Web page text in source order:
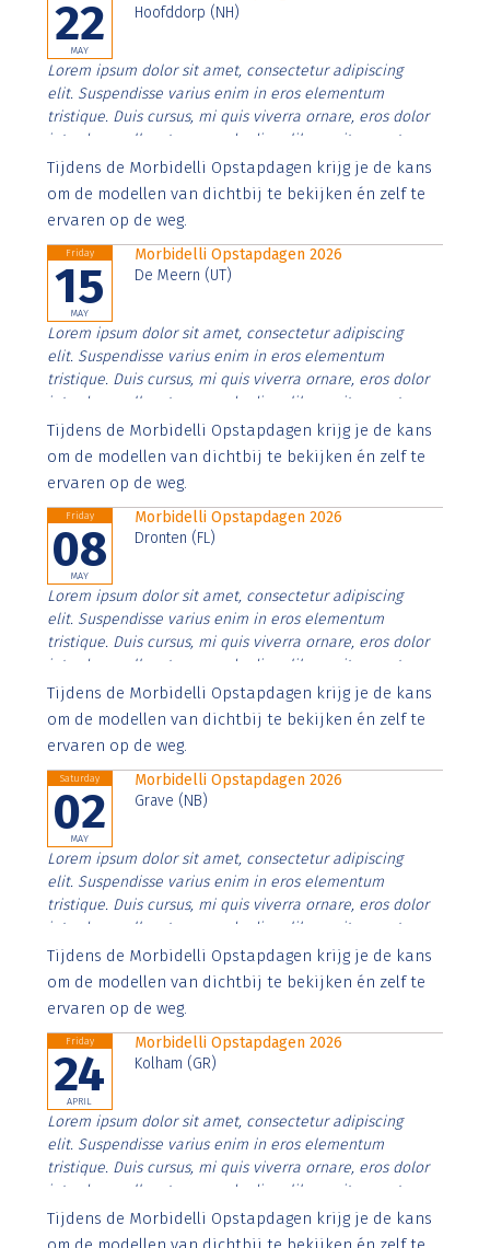
22
MAY
Hoofddorp (NH)
Lorem ipsum dolor sit amet, consectetur adipiscing
elit. Suspendisse varius enim in eros elementum
tristique. Duis cursus, mi quis viverra ornare, eros dolor
interdum nulla, ut commodo diam libero vitae erat.
Aenean faucibus nibh et justo cursus id rutrum lorem
imperdiet. Nunc ut sem vitae risus tristique posuere.
Tijdens de Morbidelli Opstapdagen krijg je de kans
om de modellen van dichtbij te bekijken én zelf te
ervaren op de weg.
Friday
15
MAY
Morbidelli Opstapdagen 2026
De Meern (UT)
Lorem ipsum dolor sit amet, consectetur adipiscing
elit. Suspendisse varius enim in eros elementum
tristique. Duis cursus, mi quis viverra ornare, eros dolor
interdum nulla, ut commodo diam libero vitae erat.
Aenean faucibus nibh et justo cursus id rutrum lorem
imperdiet. Nunc ut sem vitae risus tristique posuere.
Tijdens de Morbidelli Opstapdagen krijg je de kans
om de modellen van dichtbij te bekijken én zelf te
ervaren op de weg.
Friday
08
MAY
Morbidelli Opstapdagen 2026
Dronten (FL)
Lorem ipsum dolor sit amet, consectetur adipiscing
elit. Suspendisse varius enim in eros elementum
tristique. Duis cursus, mi quis viverra ornare, eros dolor
interdum nulla, ut commodo diam libero vitae erat.
Aenean faucibus nibh et justo cursus id rutrum lorem
imperdiet. Nunc ut sem vitae risus tristique posuere.
Tijdens de Morbidelli Opstapdagen krijg je de kans
om de modellen van dichtbij te bekijken én zelf te
ervaren op de weg.
Saturday
02
MAY
Morbidelli Opstapdagen 2026
Grave (NB)
Lorem ipsum dolor sit amet, consectetur adipiscing
elit. Suspendisse varius enim in eros elementum
tristique. Duis cursus, mi quis viverra ornare, eros dolor
interdum nulla, ut commodo diam libero vitae erat.
Aenean faucibus nibh et justo cursus id rutrum lorem
imperdiet. Nunc ut sem vitae risus tristique posuere.
Tijdens de Morbidelli Opstapdagen krijg je de kans
om de modellen van dichtbij te bekijken én zelf te
ervaren op de weg.
Friday
24
APRIL
Morbidelli Opstapdagen 2026
Kolham (GR)
Lorem ipsum dolor sit amet, consectetur adipiscing
elit. Suspendisse varius enim in eros elementum
tristique. Duis cursus, mi quis viverra ornare, eros dolor
interdum nulla, ut commodo diam libero vitae erat.
Aenean faucibus nibh et justo cursus id rutrum lorem
imperdiet. Nunc ut sem vitae risus tristique posuere.
Tijdens de Morbidelli Opstapdagen krijg je de kans